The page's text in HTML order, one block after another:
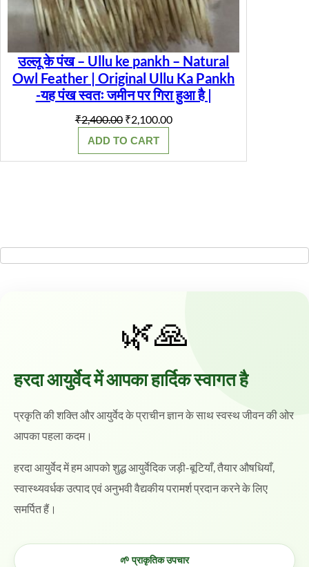
उल्लू के पंख – Ullu ke pankh – Natural
Owl Feather | Original Ullu Ka Pankh
-यह पंख स्वतः जमीन पर गिरा हुआ है |
₹2,400.00 Original
price
was:
₹2,400.00.
₹2,100.00Current
ADD TO CART
🌿🙏
हरदा आयुर्वेद में आपका हार्दिक स्वागत है
प्रकृति की शक्ति और आयुर्वेद के प्राचीन ज्ञान के साथ स्वस्थ जीवन की ओर
आपका पहला कदम।
हरदा आयुर्वेद में हम आपको शुद्ध आयुर्वेदिक जड़ी-बूटियाँ, तैयार औषधियाँ,
स्वास्थ्यवर्धक उत्पाद एवं अनुभवी वैद्यकीय परामर्श प्रदान करने के लिए
समर्पित हैं।
🌱 प्राकृतिक उपचार